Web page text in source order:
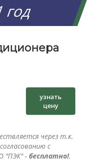
год
узнать
цену
через т.к.
с
"ПЭК" - бесплатно!.